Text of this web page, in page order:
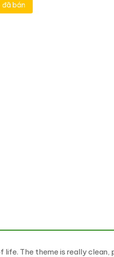
đã bán
WordPress Theme số
The theme is really